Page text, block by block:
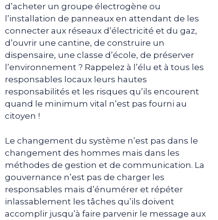
d’acheter un groupe électrogène ou
l’installation de panneaux en attendant de les
connecter aux réseaux d’électricité et du gaz,
d’ouvrir une cantine, de construire un
dispensaire, une classe d’école, de préserver
l’environnement ? Rappelez à l’élu et à tous les
responsables locaux leurs hautes
responsabilités et les risques qu’ils encourent
quand le minimum vital n’est pas fourni au
citoyen !
Le changement du système n’est pas dans le
changement des hommes mais dans les
méthodes de gestion et de communication. La
gouvernance n’est pas de charger les
responsables mais d’énumérer et répéter
inlassablement les tâches qu’ils doivent
accomplir jusqu’à faire parvenir le message aux